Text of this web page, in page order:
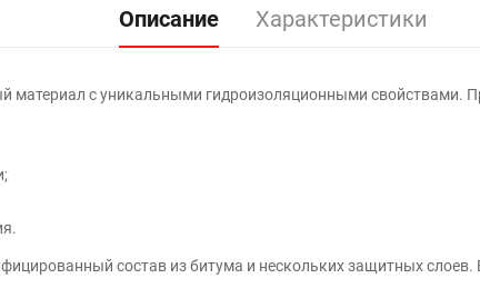
Описание Характеристики
с уникальными гидроизоляционными свойствами.
состав из битума и нескольких защитных